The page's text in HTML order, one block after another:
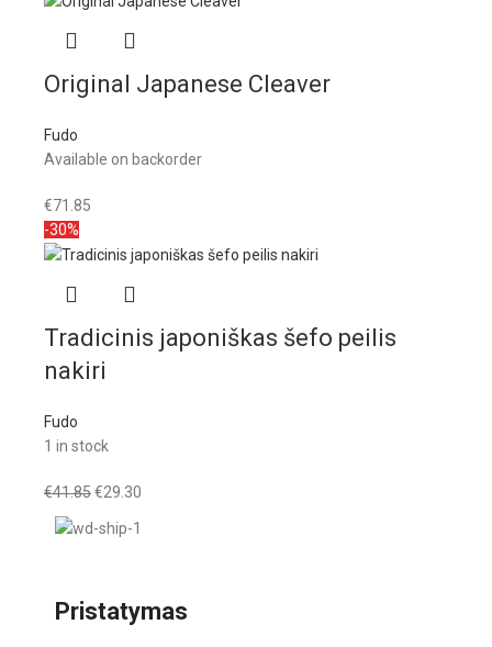
Original Japanese Cleaver
Fudo
Available on backorder
€71.85
-30%
Tradicinis japoniškas šefo peilis
nakiri
Fudo
1 in stock
€41.85€29.30
Pristatymas